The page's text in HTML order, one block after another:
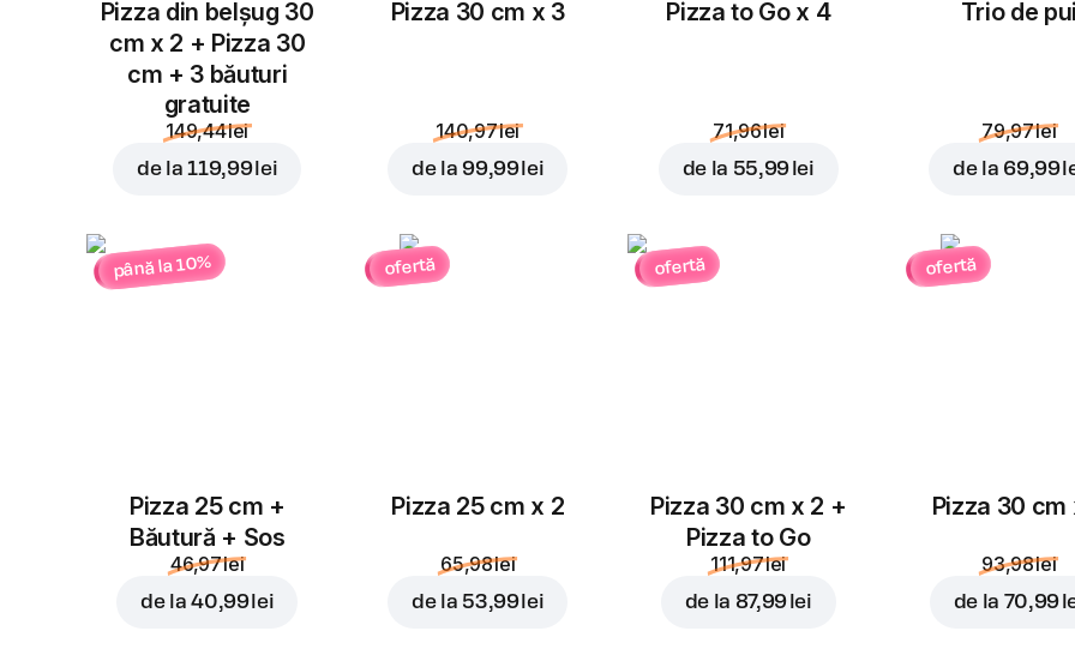
Pizza din belșug 30
cm x 2 + Pizza 30
cm + 3 băuturi
gratuite
149,44 lei
de la119,99 lei
Pizza 30 cm x 3
140,97 lei
de la 99,99 lei
Pizza to Go x 4
71,96 lei
de la 55,99 lei
Trio de
79,97 lei
de la 69,99
până la 10%
Pizza 25 cm +
Băutură + Sos
46,97 lei
de la40,99 lei
ofertă
Pizza 25 cm x 2
65,98 lei
de la 53,99 lei
ofertă
Pizza 30 cm x 2 +
Pizza to Go
111,97 lei
de la 87,99 lei
ofertă
Pizza 30 cm
93,98 lei
de la 70,99